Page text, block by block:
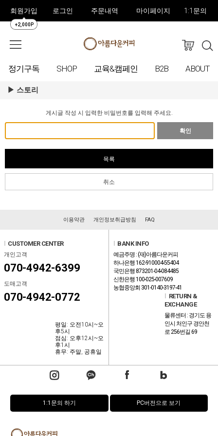
회원가입
+2,000P
로그인 주문내역 마이페이지 1:1문의
정기구독 SHOP 교육&캠페인 B2B ABOUT
스토리
게시글 작성 시 입력한 비밀번호를 입력해 주세요.
확인
목록
취소
이용약관 개인정보취급방침 FAQ
CUSTOMER CENTER
개인고객
070-4942-6399
도매고객
070-4942-0772
평일: 오전10시~오
후5시
점심: 오후12시~오
후1시
휴무: 주말, 공휴일
BANK INFO
예금주명 : (재)아름다운커피
하나은행 162-910004-55404
국민은행 873201-04-084485
신한은행 100-025-007609
농협중앙회 301-0140-3197-41
RETURN &
EXCHANGE
물류센터 : 경기도 용
인시 처인구 경안천
로 256번길 69
1:1문의 하기 PC버전으로 보기